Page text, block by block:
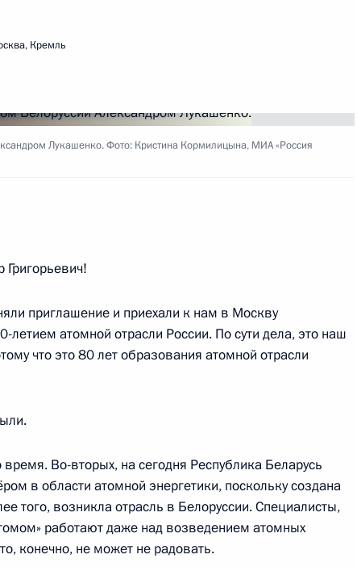
Показать следующие материалы
российско-таджикистанских
1 17м
Таджикистана Эмомали Рахмоном
Совета Безопасности
область, Ново-Огарёво
Кремль
Лукашенко. Фото: Кристина Кормилицына, МИА «Россия
приглашение и приехали к нам в Москву
летием атомной отрасли России. По сути дела, это наш
что это 80 лет образования атомной отрасли
Во-вторых, на сегодня Республика Беларусь
в области атомной энергетики, поскольку создана
того, возникла отрасль в Белоруссии. Специалисты,
работают даже над возведением атомных
конечно, не может не радовать.